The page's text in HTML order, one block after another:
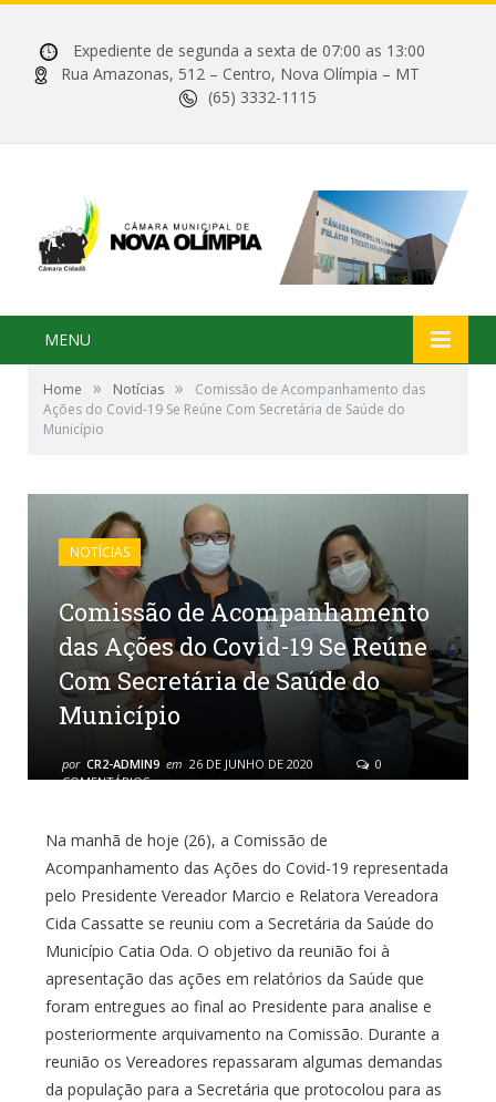
Expediente de segunda a sexta de 07:00 as 13:00
Rua Amazonas, 512 – Centro, Nova Olímpia – MT
(65) 3332-1115
MENU
Home » Notícias »
Comissão de Acompanhamento das
Ações do Covid-19 Se Reúne Com Secretária de Saúde do
Município
NOTÍCIAS
Comissão de Acompanhamento
das Ações do Covid-19 Se Reúne
Com Secretária de Saúde do
Município
por CR2-ADMIN9 em 26 DE JUNHO DE 2020
0
COMENTÁRIOS
Na manhã de hoje (26), a Comissão de
Acompanhamento das Ações do Covid-19 representada
pelo Presidente Vereador Marcio e Relatora Vereadora
Cida Cassatte se reuniu com a Secretária da Saúde do
Município Catia Oda. O objetivo da reunião foi à
apresentação das ações em relatórios da Saúde que
foram entregues ao final ao Presidente para analise e
posteriormente arquivamento na Comissão. Durante a
reunião os Vereadores repassaram algumas demandas
da população para a Secretária que protocolou para as